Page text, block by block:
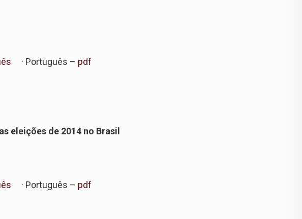
· Português – pdf
eleições de 2014 no Brasil
· Português – pdf